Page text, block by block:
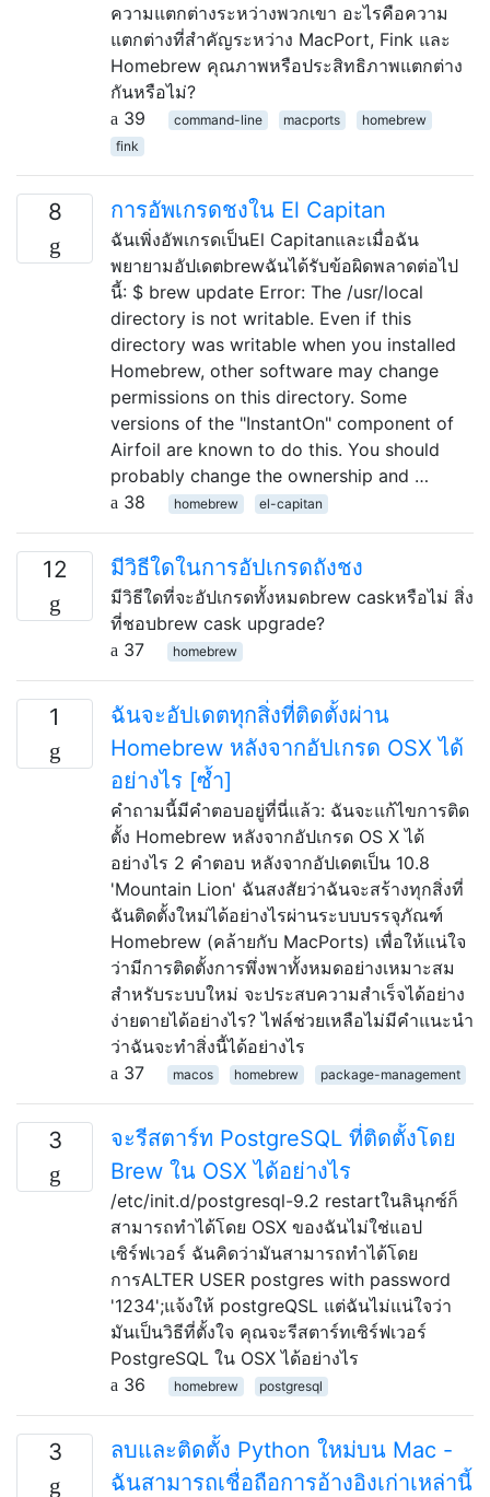
ความแตกต่างระหว่างพวกเขา อะไรคือความ
แตกต่างที่สำคัญระหว่าง MacPort, Fink และ
Homebrew คุณภาพหรือประสิทธิภาพแตกต่าง
กันหรือไม่?
39
command-line macports
homebrew
fink
8 การอัพเกรดชงใน El Capitan
ฉันเพิ่งอัพเกรดเป็นEl Capitanและเมื่อฉัน
พยายามอัปเดตbrewฉันได้รับข้อผิดพลาดต่อไป
นี้: $ brew update Error: The /usr/local
directory is not writable. Even if this
directory was writable when you installed
Homebrew, other software may change
permissions on this directory. Some
versions of the "InstantOn" component of
Airfoil are known to do this. You should
probably change the ownership and …
38
homebrew el-capitan
12 มีวิธีใดในการอัปเกรดถังชง
มีวิธีใดที่จะอัปเกรดทั้งหมดbrew caskหรือไม่ สิ่ง
ที่ชอบbrew cask upgrade?
37
homebrew
1
ฉันจะอัปเดตทุกสิ่งที่ติดตั้งผ่าน
Homebrew หลังจากอัปเกรด OSX ได้
อย่างไร [ซ้ำ]
คำถามนี้มีคำตอบอยู่ที่นี่แล้ว: ฉันจะแก้ไขการติด
ตั้ง Homebrew หลังจากอัปเกรด OS X ได้
อย่างไร 2 คำตอบ หลังจากอัปเดตเป็น 10.8
'Mountain Lion' ฉันสงสัยว่าฉันจะสร้างทุกสิ่งที่
ฉันติดตั้งใหม่ได้อย่างไรผ่านระบบบรรจุภัณฑ์
Homebrew (คล้ายกับ MacPorts) เพื่อให้แน่ใจ
ว่ามีการติดตั้งการพึ่งพาทั้งหมดอย่างเหมาะสม
สำหรับระบบใหม่ จะประสบความสำเร็จได้อย่าง
ง่ายดายได้อย่างไร? ไฟล์ช่วยเหลือไม่มีคำแนะนำ
ว่าฉันจะทำสิ่งนี้ได้อย่างไร
37
macos homebrew package-management
3
จะรีสตาร์ท PostgreSQL ที่ติดตั้งโดย
Brew ใน OSX ได้อย่างไร
/etc/init.d/postgresql-9.2 restartในลินุกซ์ก็
สามารถทำได้โดย OSX ของฉันไม่ใช่แอป
เซิร์ฟเวอร์ ฉันคิดว่ามันสามารถทำได้โดย
การALTER USER postgres with password
'1234';แจ้งให้ postgreQSL แต่ฉันไม่แน่ใจว่า
มันเป็นวิธีที่ตั้งใจ คุณจะรีสตาร์ทเซิร์ฟเวอร์
PostgreSQL ใน OSX ได้อย่างไร
36
homebrew postgresql
3
ลบและติดตั้ง Python ใหม่บน Mac -
ฉันสามารถเชื่อถือการอ้างอิงเก่าเหล่านี้